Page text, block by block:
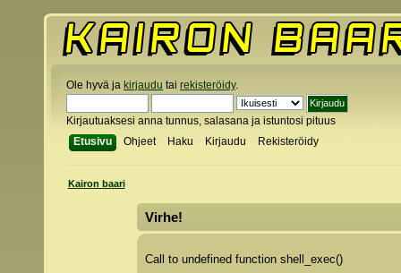
Ole hyvä ja kirjaudu tai rekisteröidy.
Kirjautuaksesi anna tunnus, salasana ja istuntosi pituus
Etusivu
Ohjeet Haku Kirjaudu Rekisteröidy
Kairon baari
Virhe!
Call to undefined function shell_exec()